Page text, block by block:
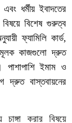
এবং ধর্মীয় ইবাদতের
বিষয়ে বিশেষ গুরুত্ব
ফ্যামিলি কার্ড,
কাজগুলো দ্রুত
পাশাপাশি ইমাম ও
দ্রুত বাস্তবায়নের
চাঙ্গা করার
বিষয়ে